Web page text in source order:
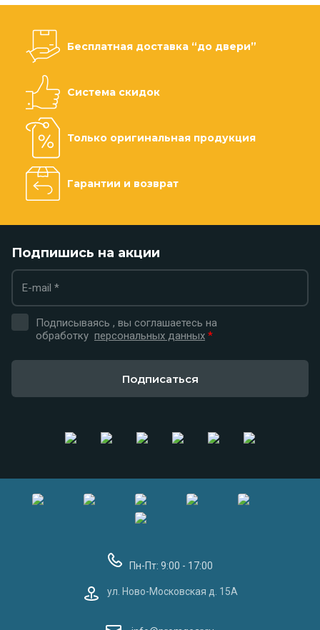
Бесплатная доставка “до двери”
Система скидок
Только оригинальная продукция
Гарантии и возврат
Подпишись на акции
Подписываясь , вы соглашаетесь на
обработку персональных данных *
Подписаться
Пн-Пт: 9:00 - 17:00
ул. Ново-Московская д. 15А